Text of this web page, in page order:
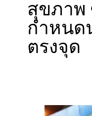
สุขภาพ
กำหนด
ตรงจุด